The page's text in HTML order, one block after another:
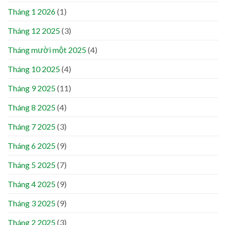
Tháng 1 2026(1)
Tháng 12 2025(3)
Tháng mười một 2025(4)
Tháng 10 2025(4)
Tháng 9 2025(11)
Tháng 8 2025(4)
Tháng 7 2025(3)
Tháng 6 2025(9)
Tháng 5 2025(7)
Tháng 4 2025(9)
Tháng 3 2025(9)
Tháng 2 2025(3)